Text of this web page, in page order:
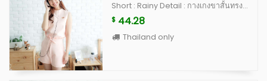
Short : Rainy Detail : กางเกงขาสั้นทรงสวย เป็นเอวสูง ดีไซน์จับจีบตรงขอบ เป็นงานละเอียด มีขอบกางเกงให้สามารถรอยผ้าผูกเป็นโบว์ด้านหน้าได้ ซิปหลังซ่อน มีกระเป๋าจริงด้านข้าง 2 ด้าน ทำจากผ้านำเข้าเนื้อดี มีซับในและอัดกาวเต็มตัว คัดติ้งเนี้ยบ ใส่แล้วผอม เป็นตัวโปรดของแม่ค้าเลยค่ะ  Color : white, peach, blue, beige scott (limited) **สำหรับสี beige scott จะเป็นผ้าญี่ปุ่นสั่งนำเข้าพิเศษ ลอตแรกมีจำนวนไม่เยอะค่ะ ^^ Size S : เอว 25” สะโพก 35” ยาว 15” Size M : เอว 26” สะโพก 36” ยาว 15”
$ 44.28
Thailand only